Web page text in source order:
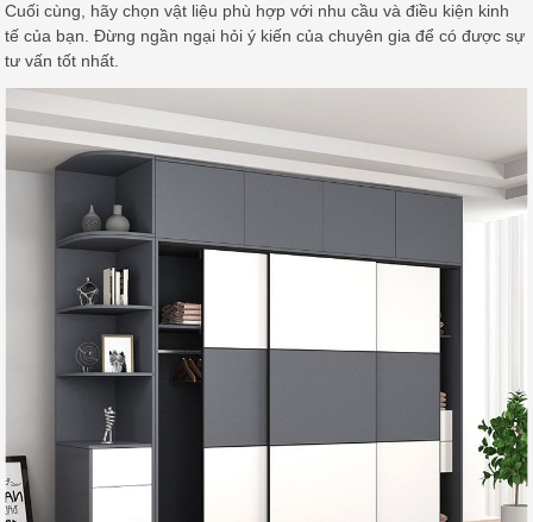
Cuối cùng, hãy chọn vật liệu phù hợp với nhu cầu và điều kiện kinh
tế của bạn. Đừng ngần ngại hỏi ý kiến của chuyên gia để có được sự
tư vấn tốt nhất.